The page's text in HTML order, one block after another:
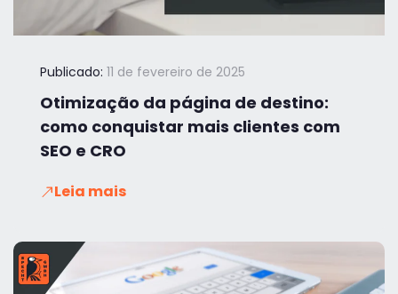
Publicado: 11 de fevereiro de 2025
Otimização da página de destino:
como conquistar mais clientes com
SEO e CRO
Leia mais